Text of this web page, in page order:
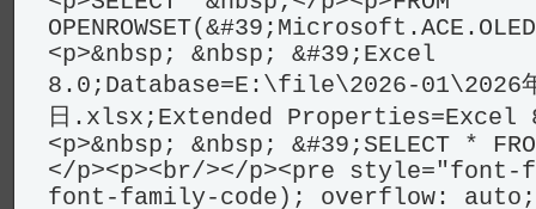
<p>&nbsp; &nbsp; &#39;Excel
8.0;Database=E:\file\2026-01\2026
日.xlsx;Extended Properties=Excel
<p>&nbsp; &nbsp; &#39;SELECT *
</p><p><br/></p><pre
font-family-code); overflow: